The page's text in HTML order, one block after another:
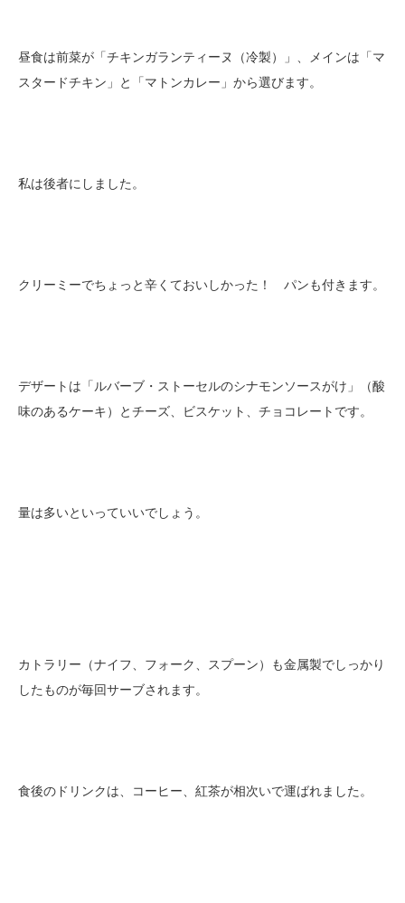
昼食は前菜が「チキンガランティーヌ（冷製）」、メインは「マ
スタードチキン」と「マトンカレー」から選びます。
私は後者にしました。
クリーミーでちょっと辛くておいしかった！ パンも付きます。
デザートは「ルバーブ・ストーセルのシナモンソースがけ」（酸
味のあるケーキ）とチーズ、ビスケット、チョコレートです。
量は多いといっていいでしょう。
カトラリー（ナイフ、フォーク、スプーン）も金属製でしっかり
したものが毎回サーブされます。
食後のドリンクは、コーヒー、紅茶が相次いで運ばれました。